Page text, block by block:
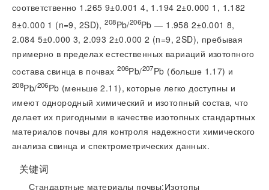
соответственно 1.265 9±0.001 4, 1.194 2±0.000 1, 1.182
8±0.000 1 (n=9, 2SD),208Pb/206Pb — 1.958 2±0.001 8,
2.084 5±0.000 3, 2.093 2±0.000 2 (n=9, 2SD), пребывая
примерно в пределах естественных вариаций изотопного
состава свинца в почвах206Pb/207Pb (больше 1.17) и
208Pb/206Pb (меньше 2.11), которые легко доступны и
имеют однородный химический и изотопный состав, что
делает их пригодными в качестве изотопных стандартных
материалов почвы для контроля надежности химического
анализа свинца и спектрометрических данных.
关键词
Стандартные материалы почвы;Изотопы